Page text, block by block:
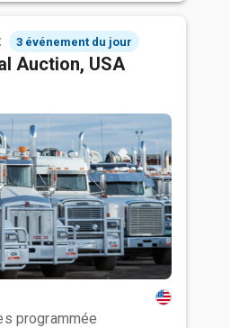
3 événement du jour
Auction, USA
programmée